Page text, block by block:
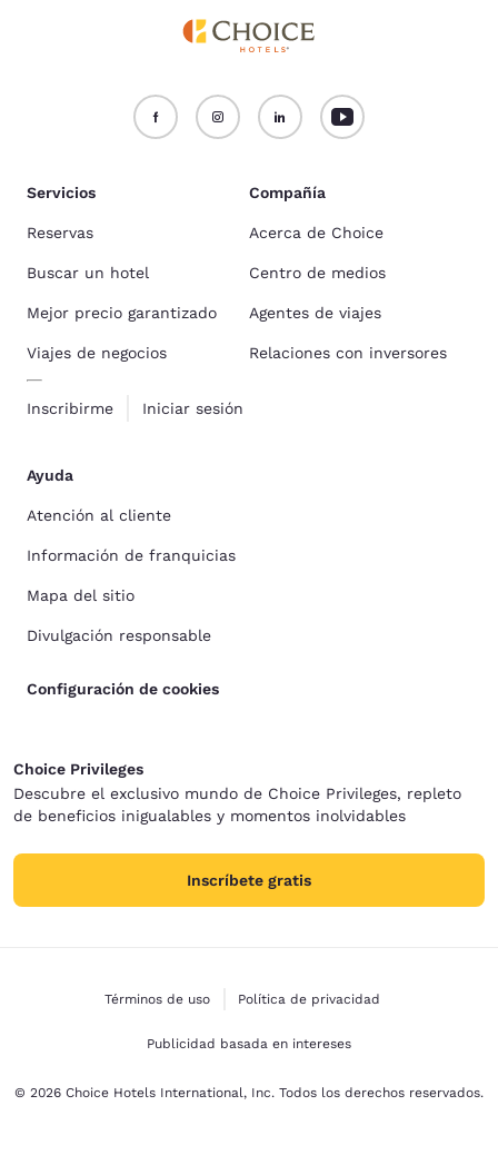
Servicios
Reservas
Buscar un hotel
Mejor precio garantizado
Viajes de negocios
Inscribirme Iniciar sesión
Compañía
Acerca de Choice
Centro de medios
Agentes de viajes
Relaciones con inversores
Ayuda
Atención al cliente
Información de franquicias
Mapa del sitio
Divulgación responsable
Configuración de cookies
Choice Privileges
Descubre el exclusivo mundo de Choice Privileges, repleto
de beneficios inigualables y momentos inolvidables
Inscríbete gratis
Términos de uso Política de privacidad
Publicidad basada en intereses
© 2026 Choice Hotels International, Inc. Todos los derechos reservados.